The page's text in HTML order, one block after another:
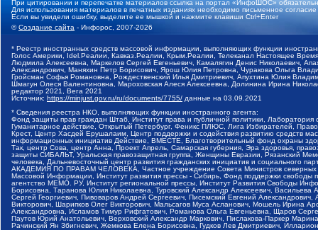
При цитировании и перепечатке материалов ссылка на портал «ИнфоШОС»
Для использования материалов в печатных изданиях необходимо письменное
Если вы увидели ошибку, выделите ее мышкой и нажмите клавиши Ctrl+Enter
©Создание сайта - Инфорос, 2007-2026
* Реестр иностранных средств массовой информации, выполняющих функции
Голос Америки, Idel.Реалии, Кавказ.Реалии, Крым.Реалии, Телеканал Настоящее
Людмила Алексеевна, Маркелов Сергей Евгеньевич, Камалягин Денис Николаевич,
Александрович, Маняхин Петр Борисович, Ярош Юлия Петровна, Чуракова Ольга
Гройсман Софья Романовна, Рождественский Илья Дмитриевич, Апухтина Юлия
Шмагун Олеся Валентиновна, Мароховская Алеся Алексеевна, Долинина Ирина
редактор 2021, Вега 2021
Источник: https://minjust.gov.ru/ru/documents/7755/ данные на 03.09.2021
* Сведения реестра НКО, выполняющих функции иностранного агента:
Фонд защиты прав граждан Штаб, Институт права и публичной политики,
Гуманитарное действие, Открытый Петербург, Феникс ПЛЮС, Лига Избирателей,
Крест, Центр Хасдей Ерушалаим, Центр поддержки и содействия развитию средств
информационных инициатив Действие, ВМЕСТЕ, Благотворительный фонд охраны
Так, центр Сова, центр Анна, Проект Апрель, Самарская губерния, Эра здоровья,
защиты СИБАЛЬТ, Уральская правозащитная группа, Женщины Евразии, Рязанский
человека, Дальневосточный центр развития гражданских инициатив и социального
АКАДЕМИЯ ПО ПРАВАМ ЧЕЛОВЕКА, Частное учреждение Совета Министров северных
Массовой Информации, Институт развития прессы - Сибирь, Фонд поддержки
агентство МЕМО. РУ, Институт региональной прессы, Институт Развития Свободы
Борисовна, Таранова Юлия Николаевна, Туровский Александр Алексеевич,
Сергей Георгиевич, Пивоваров Андрей Сергеевич, Писемский Евгений
Викторович, Шарипков Олег Викторович, Мальсагов Муса Асланович, Мошель Ирина
Александровна, Исламов Тимур Рифгатович, Романова Ольга Евгеньевна, Щаров
Паутов Юрий Анатольевич, Верховский Александр Маркович, Пислакова-Паркер
Рачинский Ян Збигневич, Жемкова Елена Борисовна, Гудков Лев Дмитриевич,